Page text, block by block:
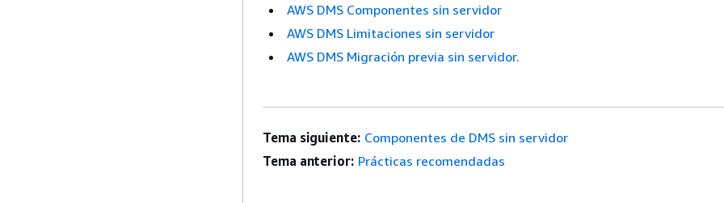
AWS DMS Componentes sin servidor
AWS DMS Limitaciones sin servidor
AWS DMS Migración previa sin servidor.
Tema siguiente: Componentes de DMS sin servidor
Tema anterior: Prácticas recomendadas